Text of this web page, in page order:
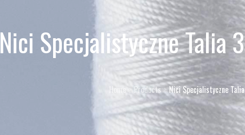
Nici Specjalistyczne Talia
Home Products Nici Specjalistyczne